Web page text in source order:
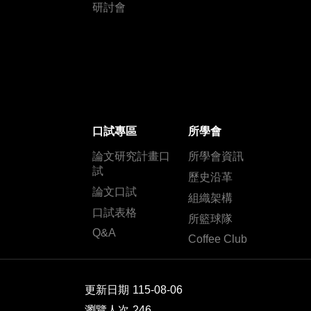
研討會
口試專區
論文研究計畫口
試
論文口試
口試表格
Q&A
所學會
所學會資訊
歷史沿革
組織架構
所籃球隊
Coffee Club
更新日期 115-08-06